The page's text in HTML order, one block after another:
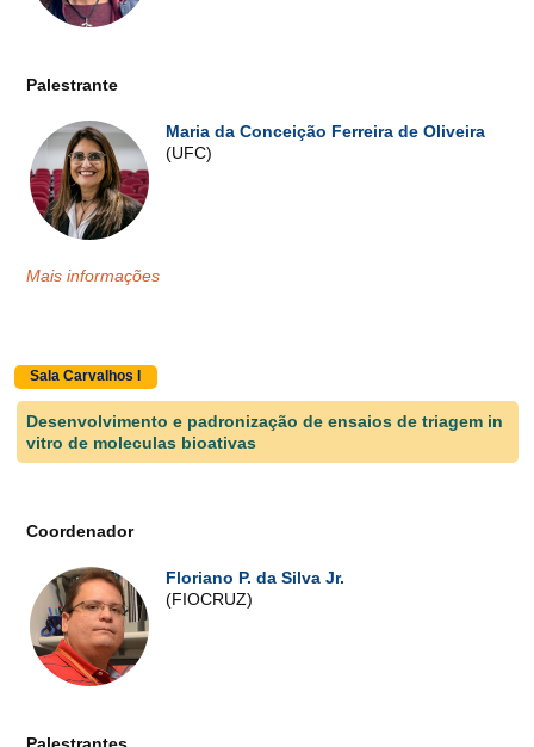
Palestrante
Maria da Conceição Ferreira de Oliveira
(UFC)
Mais informações
Sala Carvalhos I
Desenvolvimento e padronização de ensaios de triagem in
vitro de moleculas bioativas
Coordenador
Floriano P. da Silva Jr.
(FIOCRUZ)
Palestrantes